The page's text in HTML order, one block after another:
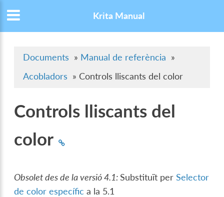
Krita Manual
Documents » Manual de referència »
Acobladors » Controls lliscants del color
Controls lliscants del
color
Obsolet des de la versió 4.1:Substituït perSelector
de color específic a la 5.1